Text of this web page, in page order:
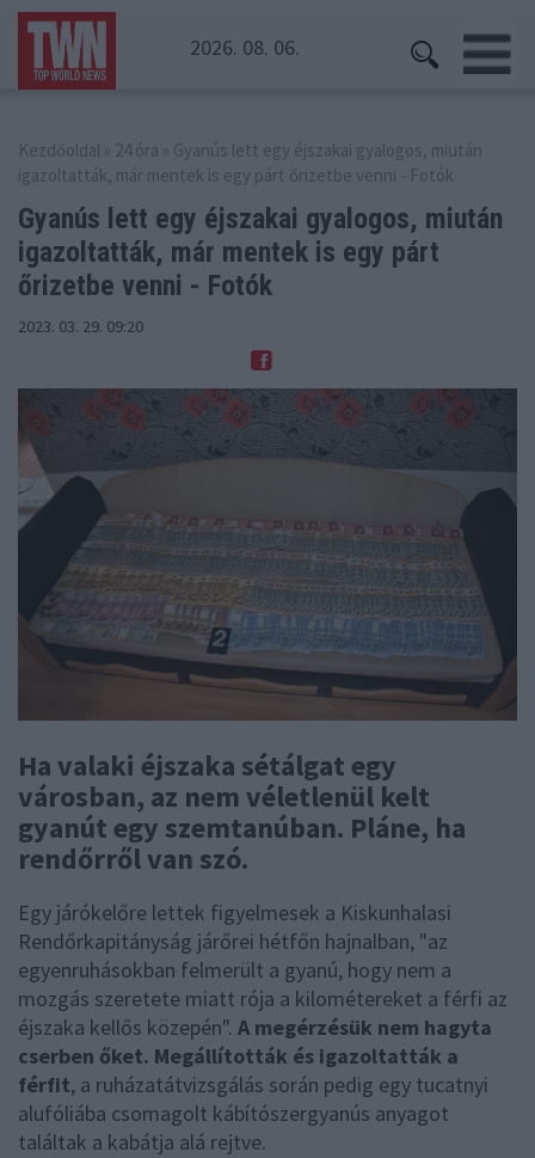
2026. 08. 06.
Kezdőoldal » 24 óra » Gyanús lett egy éjszakai gyalogos, miután
igazoltatták, már mentek is egy párt őrizetbe venni - Fotók
Gyanús lett egy éjszakai gyalogos, miután
igazoltatták, már mentek is egy párt
őrizetbe venni - Fotók
2023. 03. 29. 09:20
Ha valaki éjszaka sétálgat egy
városban, az nem véletlenül kelt
gyanút egy szemtanúban. Pláne, ha
rendőrről van szó.
Egy járókelőre lettek figyelmesek a Kiskunhalasi
Rendőrkapitányság járőrei hétfőn hajnalban, "az
egyenruhásokban felmerült a gyanú, hogy nem a
mozgás szeretete miatt rója a kilométereket a férfi az
éjszaka kellős közepén". A megérzésük nem hagyta
cserben őket. Megállították és igazoltatták a
férfit, a ruházatátvizsgálás során pedig egy tucatnyi
alufóliába csomagolt kábítószergyanús anyagot
találtak a kabátja alá rejtve.